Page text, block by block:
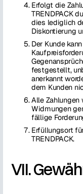
Erfolgt die
TRENDPACK
dies lediglich
Diskontierung
Der Kunde
festgestellt,
anerkannt
dem Kunden
Alle Zahlungen
Widmungen
fällige
Erfüllungsort
TRENDPACK.
VII.